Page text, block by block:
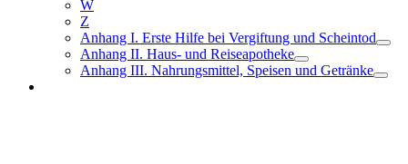
W
Z
Anhang I. Erste Hilfe bei Vergiftung und Scheintod
Anhang II. Haus- und Reiseapotheke
Anhang III. Nahrungsmittel, Speisen und Getränke